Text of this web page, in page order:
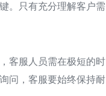
。只有充分理解客户需
客服人员需在极短的时
问，客服要始终保持耐